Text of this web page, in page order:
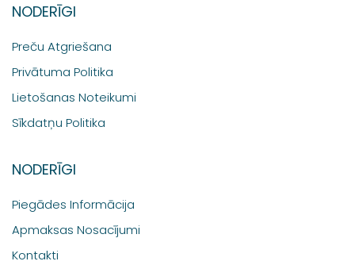
NODERĪGI
Preču Atgriešana
Privātuma Politika
Lietošanas Noteikumi
Sīkdatņu Politika
NODERĪGI
Piegādes Informācija
Apmaksas Nosacījumi
Kontakti